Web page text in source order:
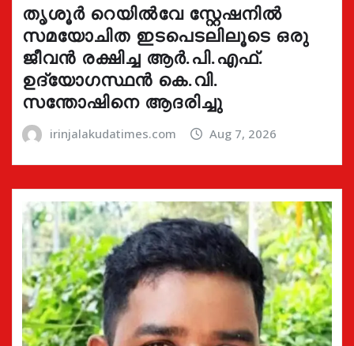
തൃശൂർ റെയിൽവേ സ്റ്റേഷനിൽ
സമയോചിത ഇടപെടലിലൂടെ ഒരു
ജീവൻ രക്ഷിച്ച ആർ.പി.എഫ്.
ഉദ്യോഗസ്ഥൻ കെ.വി.
സന്തോഷിനെ ആദരിച്ചു
irinjalakudatimes.com Aug 7, 2026